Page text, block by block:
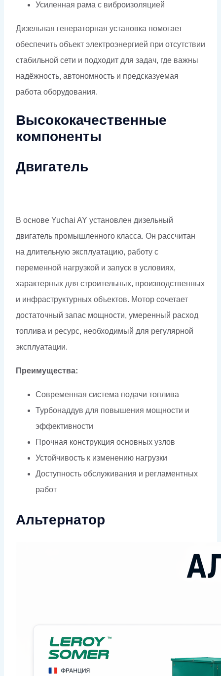
Усиленная рама с виброизоляцией
Дизельная генераторная установка помогает
обеспечить объект электроэнергией при отсутствии
стабильной сети и подходит для задач, где важны
надёжность, автономность и предсказуемая
работа оборудования.
Высококачественные
компоненты
Двигатель
В основе Yuchai AY установлен дизельный
двигатель промышленного класса. Он рассчитан
на длительную эксплуатацию, работу с
переменной нагрузкой и запуск в условиях,
характерных для строительных, производственных
и инфраструктурных объектов. Мотор сочетает
достаточный запас мощности, умеренный расход
топлива и ресурс, необходимый для регулярной
эксплуатации.
Преимущества:
Современная система подачи топлива
Турбонаддув для повышения мощности и
эффективности
Прочная конструкция основных узлов
Устойчивость к изменению нагрузки
Доступность обслуживания и регламентных
работ
Альтернатор